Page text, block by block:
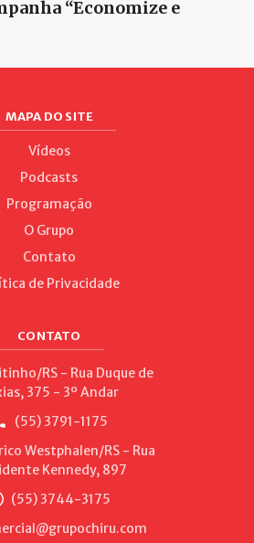
“Economize e
MAPA DO SITE
Vídeos
Podcasts
Programação
O Grupo
Contato
de Privacidade
CONTATO
RS - Rua Duque de
375 - 3º Andar
(55) 3791-1175
Westphalen/RS - Rua
Kennedy, 897
(55) 3744-3175